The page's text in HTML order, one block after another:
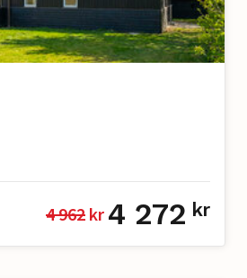
4 962 kr 4 272 kr